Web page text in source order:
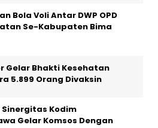
Bola Voli Antar DWP OPD
Se-Kabupaten Bima
Gelar Bhakti Kesehatan
5.899 Orang Divaksin
Kodim
Gelar Komsos Dengan